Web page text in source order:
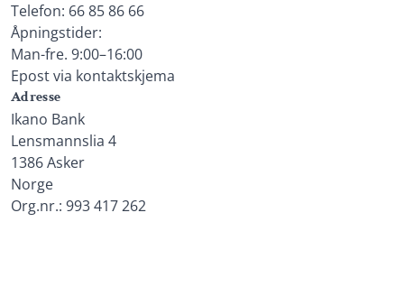
Telefon: 66 85 86 66
Åpningstider:
Man-fre. 9:00–16:00
Epost via kontaktskjema
Adresse
Ikano Bank
Lensmannslia 4
1386 Asker
Norge
Org.nr.: 993 417 262